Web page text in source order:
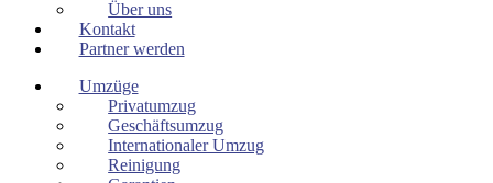
Über uns
Kontakt
Partner werden
Umzüge
Privatumzug
Geschäftsumzug
Internationaler Umzug
Reinigung